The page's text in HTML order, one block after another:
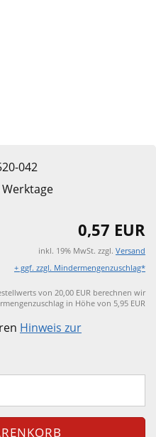
042
Werktage
0,57 EUR
inkl. 19% MwSt. zzgl. Versand
+ ggf. zzgl. Mindermengenzuschlag*
von 20,00 EUR berechnen wir
in Höhe von 5,95 EUR
Hinweis zur